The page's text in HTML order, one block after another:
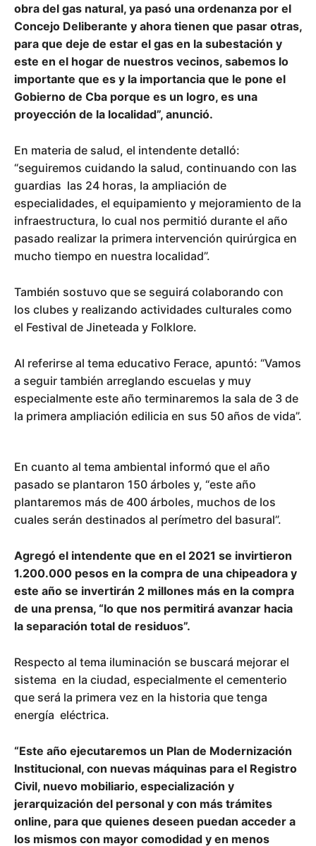
obra del gas natural, ya pasó una ordenanza por el
Concejo Deliberante y ahora tienen que pasar otras,
para que deje de estar el gas en la subestación y
este en el hogar de nuestros vecinos, sabemos lo
importante que es y la importancia que le pone el
Gobierno de Cba porque es un logro, es una
proyección de la localidad”, anunció.
En materia de salud, el intendente detalló:
“seguiremos cuidando la salud, continuando con las
guardias las 24 horas, la ampliación de
especialidades, el equipamiento y mejoramiento de la
infraestructura, lo cual nos permitió durante el año
pasado realizar la primera intervención quirúrgica en
mucho tiempo en nuestra localidad”.
También sostuvo que se seguirá colaborando con
los clubes y realizando actividades culturales como
el Festival de Jineteada y Folklore.
Al referirse al tema educativo Ferace, apuntó: “Vamos
a seguir también arreglando escuelas y muy
especialmente este año terminaremos la sala de 3 de
la primera ampliación edilicia en sus 50 años de vida”.
En cuanto al tema ambiental informó que el año
pasado se plantaron 150 árboles y, “este año
plantaremos más de 400 árboles, muchos de los
cuales serán destinados al perímetro del basural”.
Agregó el intendente que en el 2021 se invirtieron
1.200.000 pesos en la compra de una chipeadora y
este año se invertirán 2 millones más en la compra
de una prensa, “lo que nos permitirá avanzar hacia
la separación total de residuos”.
Respecto al tema iluminación se buscará mejorar el
sistema en la ciudad, especialmente el cementerio
que será la primera vez en la historia que tenga
energía eléctrica.
“Este año ejecutaremos un Plan de Modernización
Institucional, con nuevas máquinas para el Registro
Civil, nuevo mobiliario, especialización y
jerarquización del personal y con más trámites
online, para que quienes deseen puedan acceder a
los mismos con mayor comodidad y en menos